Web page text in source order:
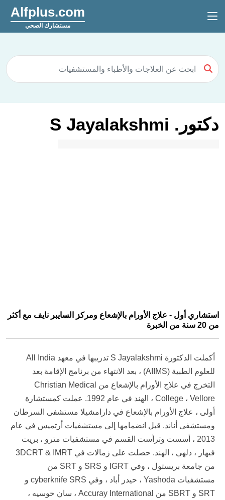
Alfplus.com
مستشارك الصحي
دكتور. S Jayalakshmi
استشاري أول - علاج الأورام بالإشعاع ومركز السايبر نايف مع أكثر
من 20 سنة من الخبرة
أكملت الدكتورة S Jayalakshmi تدريبها في معهد All India
للعلوم الطبية (AIIMS) ، بعد الانتهاء من برنامج الإقامة بعد
التخرج في علاج الأورام بالإشعاع من Christian Medical
College ، Vellore ، الهند في عام 1992. عملت كمستشارة
أولى ، علاج الأورام بالإشعاع في دارامشيلا مستشفى السرطان
ومستشفى أناند. قبل انضمامها إلى مستشفيات أرتميس في عام
2013 ، أسست وترأست القسم في مستشفيات مترو ، بريت
فيهار ، دلهي ، الهند. حصلت على زمالات في 3DCRT & IMRT
من جامعة بريستول ، وفي IGRT و SRS و SRT من
مستشفيات Yashoda ، حيدر أباد ، وفي cyberknife SRS و
SRT و SBRT من Accuray International ، سان خوسيه ،